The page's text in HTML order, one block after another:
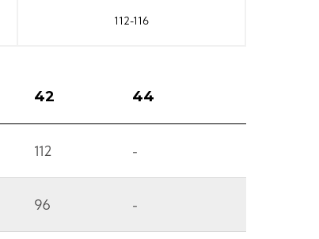
112-116
42 44
112 -
96 -